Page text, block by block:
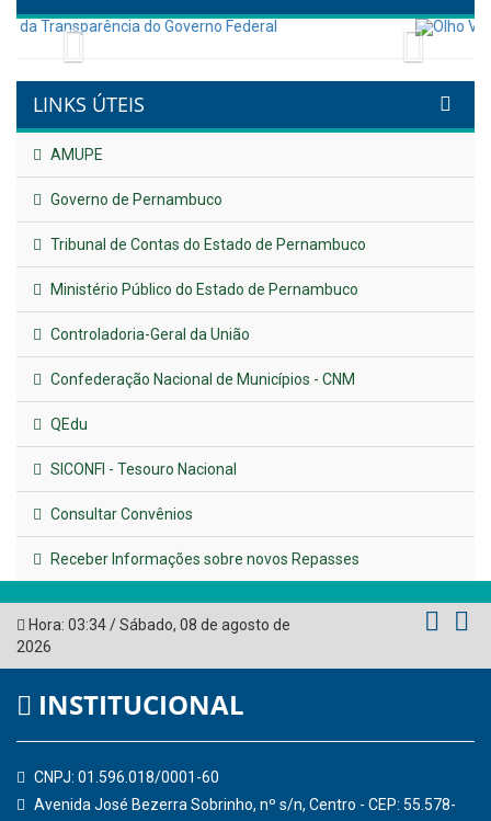
Conecta+ Tamandaré.
NOTA DE PESAR E LUTO OFICIAL
Plano Diretor – 2026
Publicado em: 14 de maio de 2026
UTILIDADE PÚBLICA
Previous
Next
LINKS ÚTEIS
AMUPE
Governo de Pernambuco
Tribunal de Contas do Estado de Pernambuco
Ministério Público do Estado de Pernambuco
Controladoria-Geral da União
Confederação Nacional de Municípios - CNM
QEdu